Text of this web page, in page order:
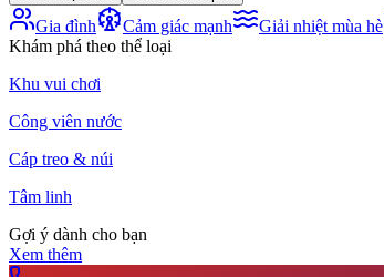
Gia đình Cảm giác mạnh Giải nhiệt mùa hè
Khám phá theo thể loại
Khu vui chơi
Công viên nước
Cáp treo & núi
Tâm linh
Gợi ý dành cho bạn
Xem thêm